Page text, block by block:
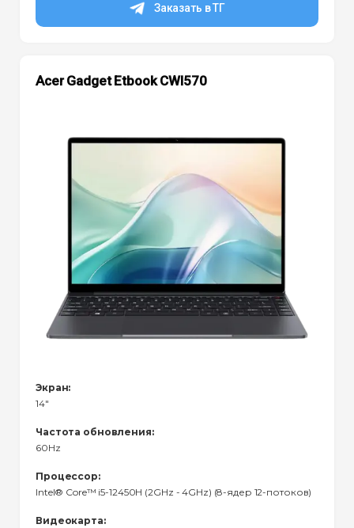
Заказать в ТГ
Acer Gadget Etbook CWI570
Экран:
14"
Частота обновления:
60Hz
Процессор:
Intel® Core™ i5-12450H (2GHz - 4GHz) (8-ядер 12-потоков)
Видеокарта: